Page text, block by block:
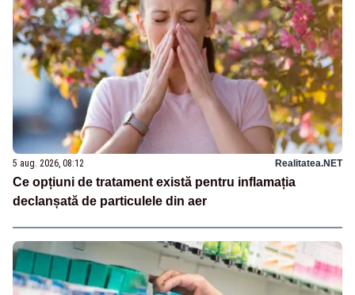
5 aug. 2026, 08:12 Realitatea.NET
Ce opțiuni de tratament există pentru inflamația
declanșată de particulele din aer